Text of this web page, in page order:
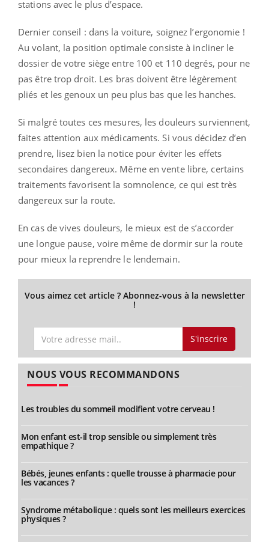
stations avec le plus d’espace.
Dernier conseil : dans la voiture, soignez l’ergonomie !
Au volant, la position optimale consiste à incliner le
dossier de votre siège entre 100 et 110 degrés, pour ne
pas être trop droit. Les bras doivent être légèrement
pliés et les genoux un peu plus bas que les hanches.
Si malgré toutes ces mesures, les douleurs surviennent,
faites attention aux médicaments. Si vous décidez d’en
prendre, lisez bien la notice pour éviter les effets
secondaires dangereux. Même en vente libre, certains
traitements favorisent la somnolence, ce qui est très
dangereux sur la route.
En cas de vives douleurs, le mieux est de s’accorder
une longue pause, voire même de dormir sur la route
pour mieux la reprendre le lendemain.
Vous aimez cet article ? Abonnez-vous à la newsletter
!
S'inscrire
NOUS VOUS RECOMMANDONS
Les troubles du sommeil modifient votre cerveau !
Mon enfant est-il trop sensible ou simplement très
empathique ?
Bébés, jeunes enfants : quelle trousse à pharmacie pour
les vacances ?
Syndrome métabolique : quels sont les meilleurs exercices
physiques ?